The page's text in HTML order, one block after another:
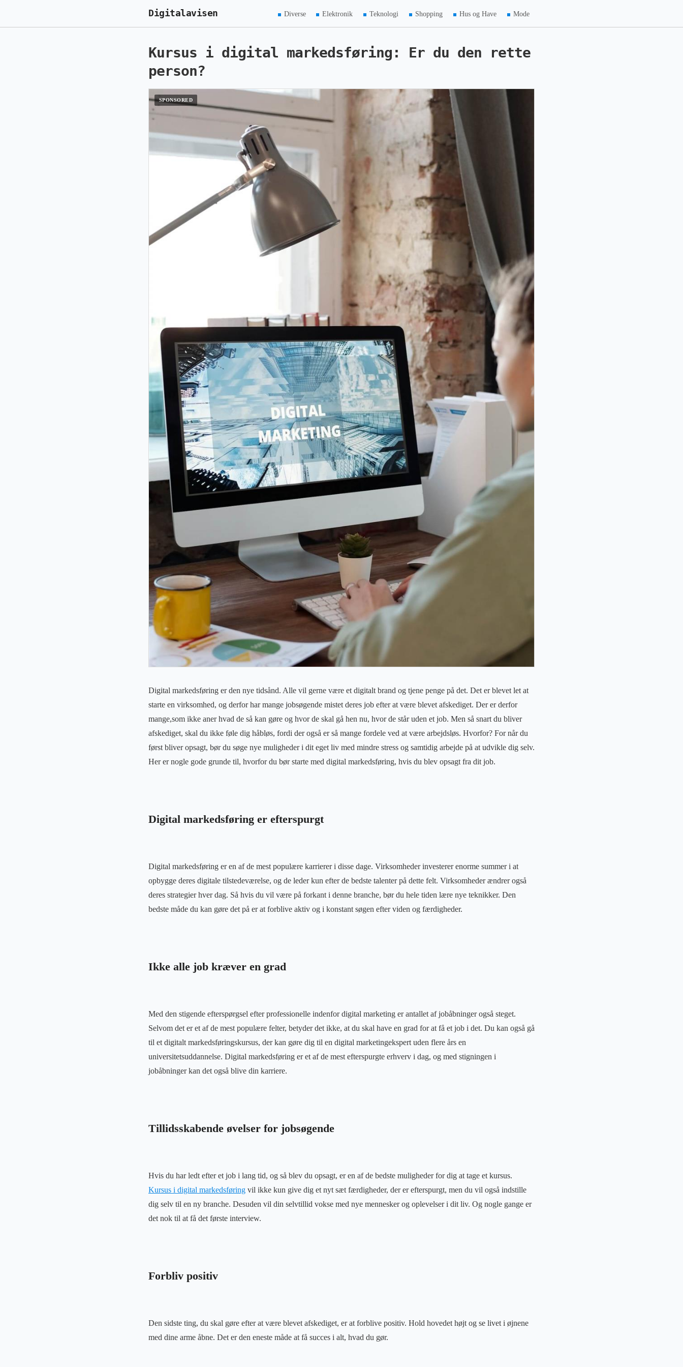
Digitalavisen Diverse Elektronik Teknologi Shopping Hus og Have Mode
Kursus i digital markedsføring: Er du den rette
person?
Digital markedsføring er den nye tidsånd. Alle vil gerne være et digitalt brand og tjene penge på det. Det er blevet let at
starte en virksomhed, og derfor har mange jobsøgende mistet deres job efter at være blevet afskediget. Der er derfor
mange,som ikke aner hvad de så kan gøre og hvor de skal gå hen nu, hvor de står uden et job. Men så snart du bliver
afskediget, skal du ikke føle dig håbløs, fordi der også er så mange fordele ved at være arbejdsløs. Hvorfor? For når du
først bliver opsagt, bør du søge nye muligheder i dit eget liv med mindre stress og samtidig arbejde på at udvikle dig selv.
Her er nogle gode grunde til, hvorfor du bør starte med digital markedsføring, hvis du blev opsagt fra dit job.
Digital markedsføring er efterspurgt
Digital markedsføring er en af ​​de mest populære karrierer i disse dage. Virksomheder investerer enorme summer i at
opbygge deres digitale tilstedeværelse, og de leder kun efter de bedste talenter på dette felt. Virksomheder ændrer også
deres strategier hver dag. Så hvis du vil være på forkant i denne branche, bør du hele tiden lære nye teknikker. Den
bedste måde du kan gøre det på er at forblive aktiv og i konstant søgen efter viden og færdigheder.
Ikke alle job kræver en grad
Med den stigende efterspørgsel efter professionelle indenfor digital marketing er antallet af jobåbninger også steget.
Selvom det er et af de mest populære felter, betyder det ikke, at du skal have en grad for at få et job i det. Du kan også gå
til et digitalt markedsføringskursus, der kan gøre dig til en digital marketingekspert uden flere års en
universitetsuddannelse. Digital markedsføring er et af de mest efterspurgte erhverv i dag, og med stigningen i
jobåbninger kan det også blive din karriere.
Tillidsskabende øvelser for jobsøgende
Hvis du har ledt efter et job i lang tid, og så blev du opsagt, er en af ​​de bedste muligheder for dig at tage et kursus.
Kursus i digital markedsføring vil ikke kun give dig et nyt sæt færdigheder, der er efterspurgt, men du vil også indstille
dig selv til en ny branche. Desuden vil din selvtillid vokse med nye mennesker og oplevelser i dit liv. Og nogle gange er
det nok til at få det første interview.
Forbliv positiv
Den sidste ting, du skal gøre efter at være blevet afskediget, er at forblive positiv. Hold hovedet højt og se livet i øjnene
med dine arme åbne. Det er den eneste måde at få succes i alt, hvad du gør.